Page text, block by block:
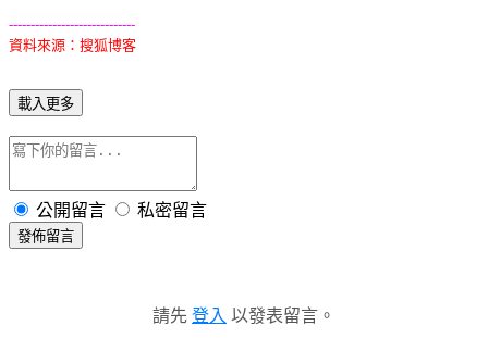
-----------------------------
資料來源：搜狐博客
載入更多
公開留言 私密留言
發佈留言
請先 登入 以發表留言。